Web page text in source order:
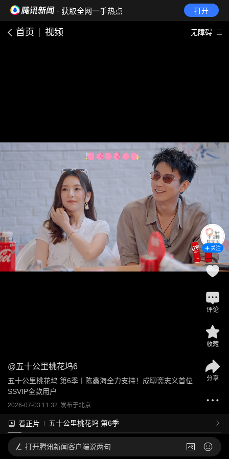
· 获取全网一手热点 打开
首页 视频 无障碍
@五十公里桃花坞6
五十公里桃花坞 第6季丨陈鑫海全力支持！成聊斋志义首位
SSVIP全款用户
2026-07-03 11:32 发布于北京
看正片 五十公里桃花坞 第6季
关注
评论
收藏
分享
打开腾讯新闻客户端说两句